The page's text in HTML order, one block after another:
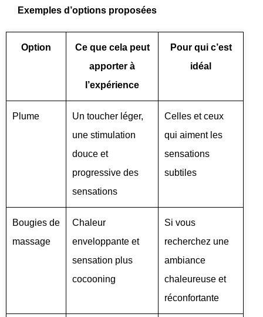
Exemples d’options proposées
Option
Ce que cela peut
apporter à
l’expérience
Pour qui c’est
idéal
Plume
Un toucher léger,
une stimulation
douce et
progressive des
sensations
Celles et ceux
qui aiment les
sensations
subtiles
Bougies de
massage
Chaleur
enveloppante et
sensation plus
cocooning
Si vous
recherchez une
ambiance
chaleureuse et
réconfortante